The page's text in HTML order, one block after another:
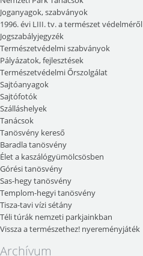
Joganyagok, szabványok
1996. évi LIII. tv. a természet védelméről
Jogszabályjegyzék
Természetvédelmi szabványok
Pályázatok, fejlesztések
Természetvédelmi Őrszolgálat
Sajtóanyagok
Sajtófotók
Szálláshelyek
Tanácsok
Tanösvény kereső
Baradla tanösvény
Élet a kaszálógyümölcsösben
Górési tanösvény
Sas-hegy tanösvény
Templom-hegyi tanösvény
Tisza-tavi vízi sétány
Téli túrák nemzeti parkjainkban
Vissza a természethez! nyereményjáték
Archívum